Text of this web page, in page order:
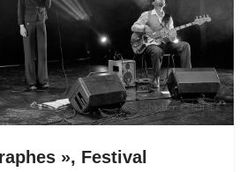
», Festival